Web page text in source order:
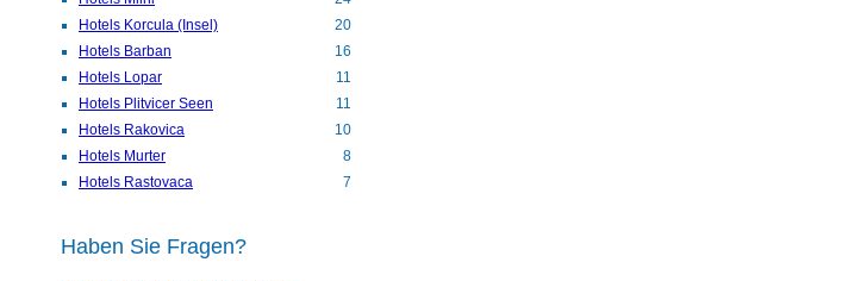
Hotels Korcula (Insel)
20
Hotels Barban
16
Hotels Lopar
11
Hotels Plitvicer Seen
11
Hotels Rakovica
10
Hotels Murter
8
Hotels Rastovaca
7
Haben Sie Fragen?